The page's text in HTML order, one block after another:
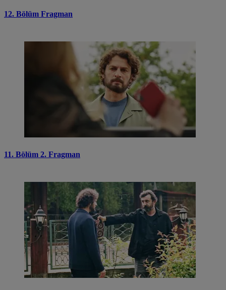
12. Bölüm Fragman
11. Bölüm 2. Fragman